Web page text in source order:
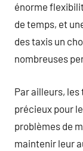
énorme
de temps, et
des taxis un
nombreuses
Par ailleurs,
précieux pour
problèmes de
maintenir leur